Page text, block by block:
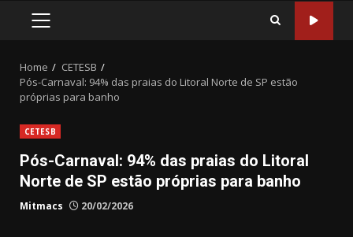
PRIMARY
Home
CETESB
Pós-Carnaval: 94% das praias do Litoral Norte de SP estão
próprias para banho
CETESB
Pós-Carnaval: 94% das praias do Litoral
Norte de SP estão próprias para banho
Mitmacs 20/02/2026